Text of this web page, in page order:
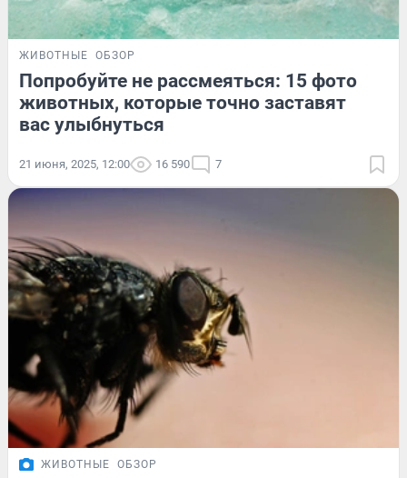
ЖИВОТНЫЕ ОБЗОР
Попробуйте не рассмеяться: 15 фото
животных, которые точно заставят
вас улыбнуться
21 июня, 2025, 12:00 16 590 7
ЖИВОТНЫЕ ОБЗОР